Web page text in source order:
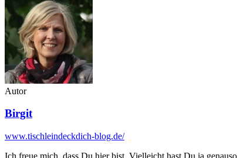
Autor
Birgit
www.tischleindeckdich-blog.de/
Ich freue mich, dass Du hier bist. Vielleicht hast Du ja